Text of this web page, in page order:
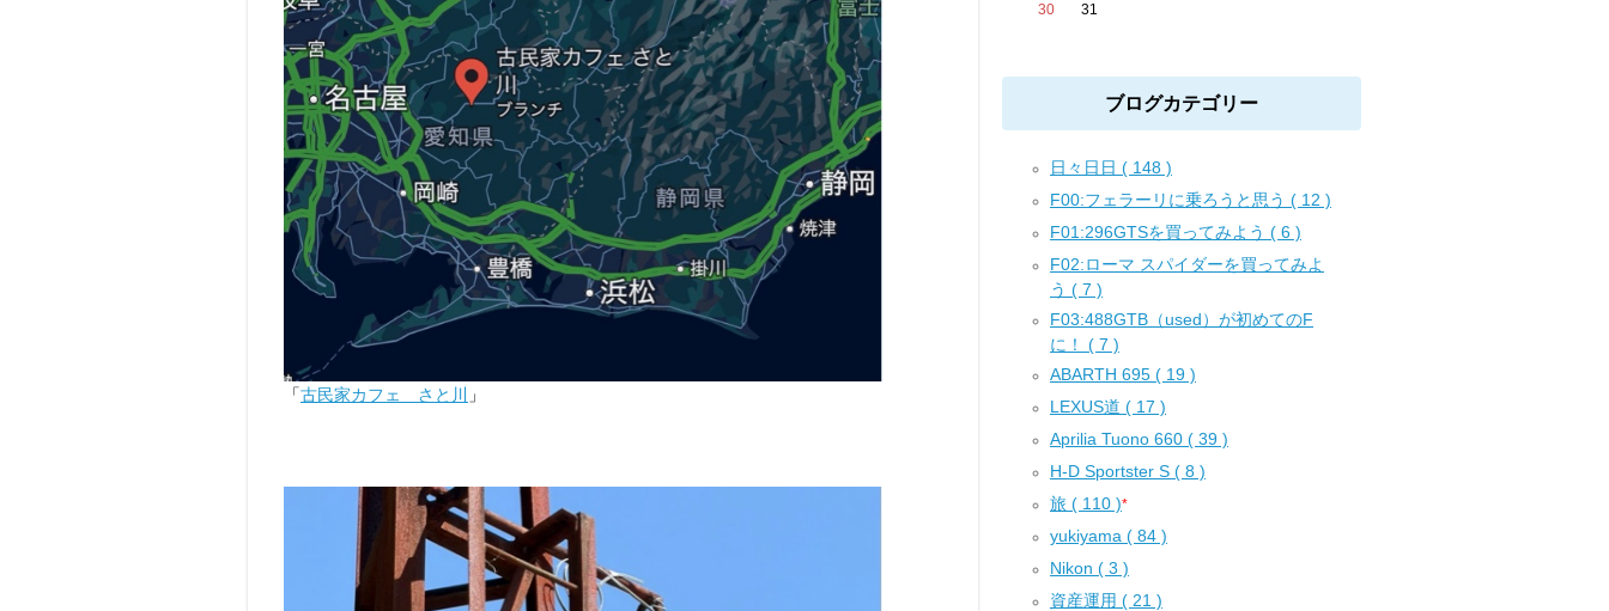
「古民家カフェ さと川 」
30 31
ブログカテゴリー
日々日日 ( 148 )
F00:フェラーリに乗ろうと思う ( 12 )
F01:296GTSを買ってみよう ( 6 )
F02:ローマ スパイダーを買ってみよ
う ( 7 )
F03:488GTB（used）が初めてのF
に！ ( 7 )
ABARTH 695 ( 19 )
LEXUS道 ( 17 )
Aprilia Tuono 660 ( 39 )
H-D Sportster S ( 8 )
旅 ( 110 )*
yukiyama ( 84 )
Nikon ( 3 )
資産運用 ( 21 )